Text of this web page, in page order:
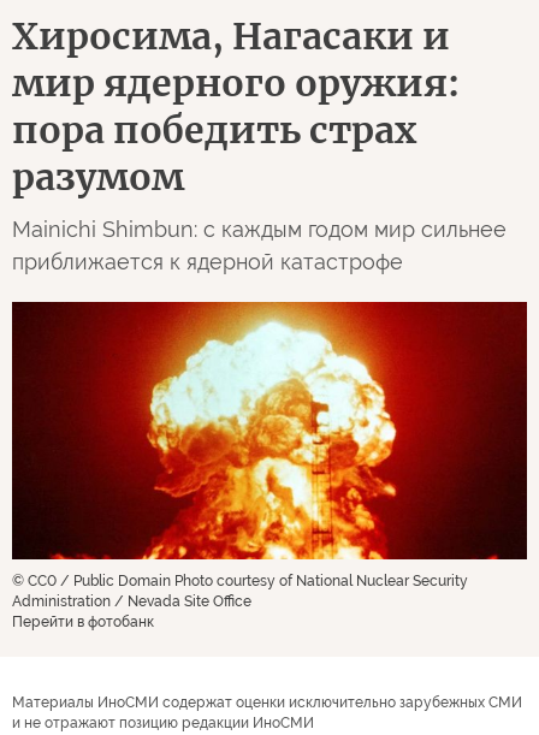
Хиросима, Нагасаки и
мир ядерного оружия:
пора победить страх
разумом
Mainichi Shimbun: с каждым годом мир сильнее
приближается к ядерной катастрофе
© CC0 / Public Domain Photo courtesy of National Nuclear Security
Administration / Nevada Site Office
Перейти в фотобанк
Материалы ИноСМИ содержат оценки исключительно зарубежных СМИ
и не отражают позицию редакции ИноСМИ